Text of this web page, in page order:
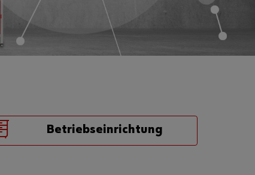
Betriebseinrichtung